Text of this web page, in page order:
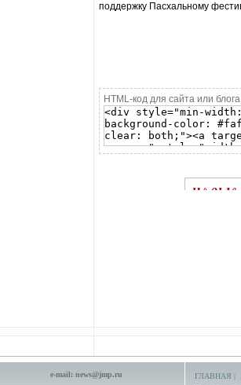
поддержку Пасхальному
HTML-код для сайта или
e-mail: news@jmp.ru ГЛАВНАЯ |